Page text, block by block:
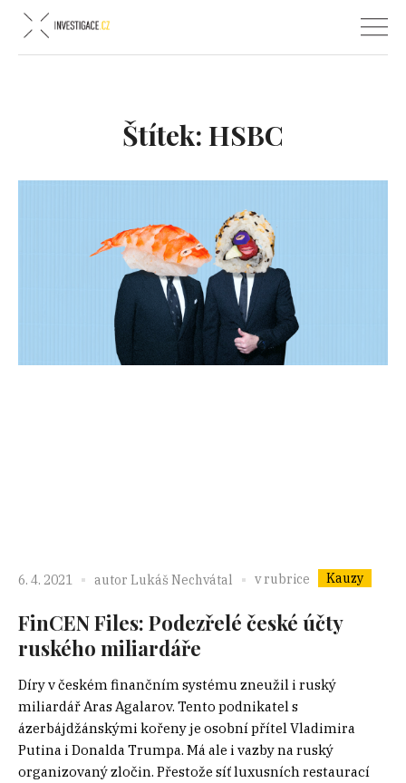
Štítek: HSBC
6. 4. 2021 autor Lukáš Nechvátal v rubrice Kauzy
FinCEN Files: Podezřelé české účty
ruského miliardáře
Díry v českém finančním systému zneužil i ruský
miliardář Aras Agalarov. Tento podnikatel s
ázerbájdžánskými kořeny je osobní přítel Vladimira
Putina i Donalda Trumpa. Má ale i vazby na ruský
organizovaný zločin. Přestože síť luxusních restaurací